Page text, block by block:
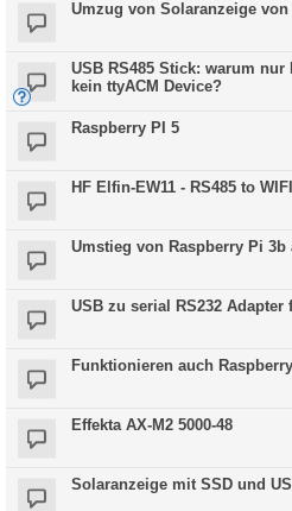
Umzug von Solaranzeige
USB RS485 Stick: warum
kein ttyACM Device?
Raspberry PI 5
HF Elfin-EW11 - RS485 to WIFI
Umstieg von Raspberry Pi 3b
USB zu serial RS232
Funktionieren auch
Effekta AX-M2 5000-48
Solaranzeige mit SSD und